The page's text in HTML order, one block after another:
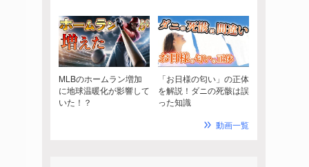
MLBのホームラン増加
に地球温暖化が影響して
いた！？
「お日様の匂い」の正体
を解説！ダニの死骸は誤
った知識
動画一覧